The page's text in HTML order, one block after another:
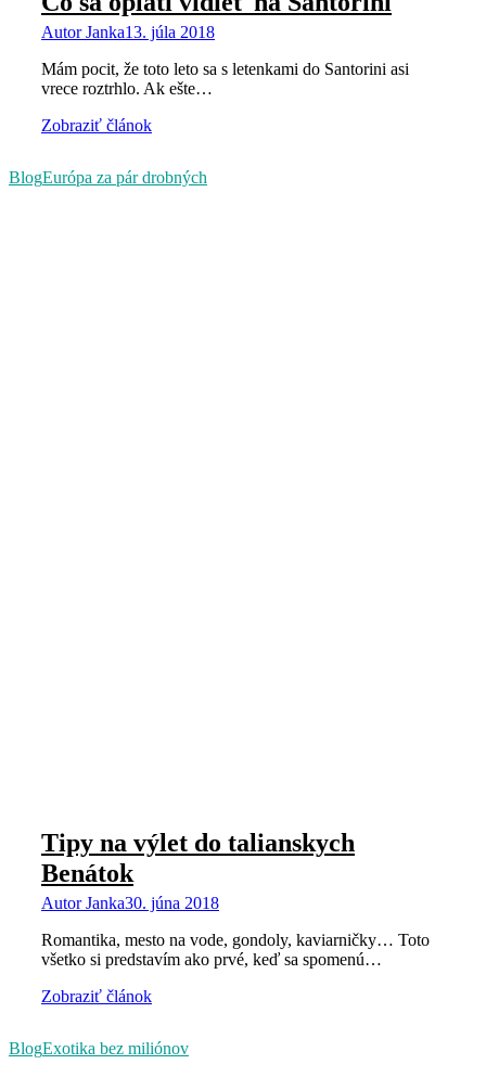
AutorJanka13. júla 2018
Mám pocit, že toto leto sa s letenkami do Santorini asi
vrece roztrhlo. Ak ešte…
Zobraziť článok
BlogEurópa za pár drobných
Tipy na výlet do talianskych
Benátok
AutorJanka30. júna 2018
Romantika, mesto na vode, gondoly, kaviarničky… Toto
všetko si predstavím ako prvé, keď sa spomenú…
Zobraziť článok
BlogExotika bez miliónov